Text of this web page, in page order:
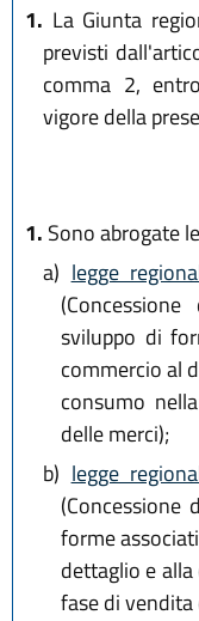
1. La Giunta
previsti
comma 2,
vigore della
1. Sono abrogate
a) legge
sviluppo di
commercio al
consumo
delle merci);
b) legge
(Concessione
forme
dettaglio e
fase di vendita